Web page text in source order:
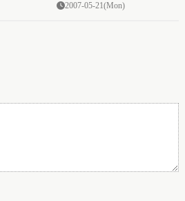
2007-05-21(Mon)